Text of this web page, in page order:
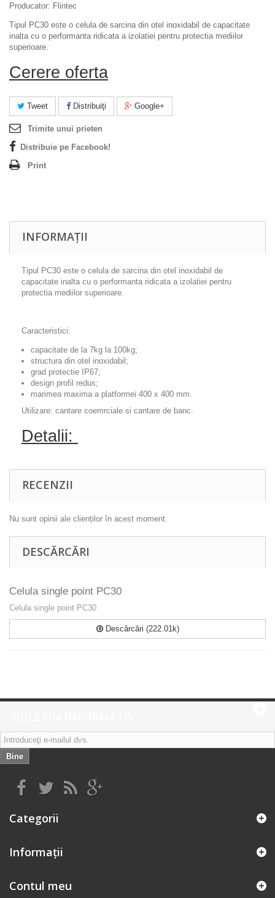
Producator: Flintec
Tipul PC30 este o celula de sarcina din otel inoxidabil de capacitate
inalta cu o performanta ridicata a izolatiei pentru protectia mediilor
superioare.
Cerere oferta
Tweet Distribuiţi Google+
Trimite unui prieten
Distribuie pe Facebook!
Print
INFORMAȚII
Tipul PC30 este o celula de sarcina din otel inoxidabil de
capacitate inalta cu o performanta ridicata a izolatiei pentru
protectia mediilor superioare.
Caracteristici:
capacitate de la 7kg la 100kg;
structura din otel inoxidabil;
grad protectie IP67;
design profil redus;
marimea maxima a platformei 400 x 400 mm.
Utilizare: cantare coemrciale si cantare de banc.
Detalii:
RECENZII
Nu sunt opinii ale clienților în acest moment.
DESCĂRCĂRI
Celula single point PC30
Celula single point PC30
Descărcări (222.01k)
Bine
Categorii
Informaţii
Contul meu